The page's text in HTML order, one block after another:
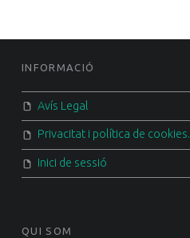
FOOTER SIDEBAR
INFORMACIÓ
Avís Legal
Privacitat i política de cookies.
Inici de sessió
QUI SOM